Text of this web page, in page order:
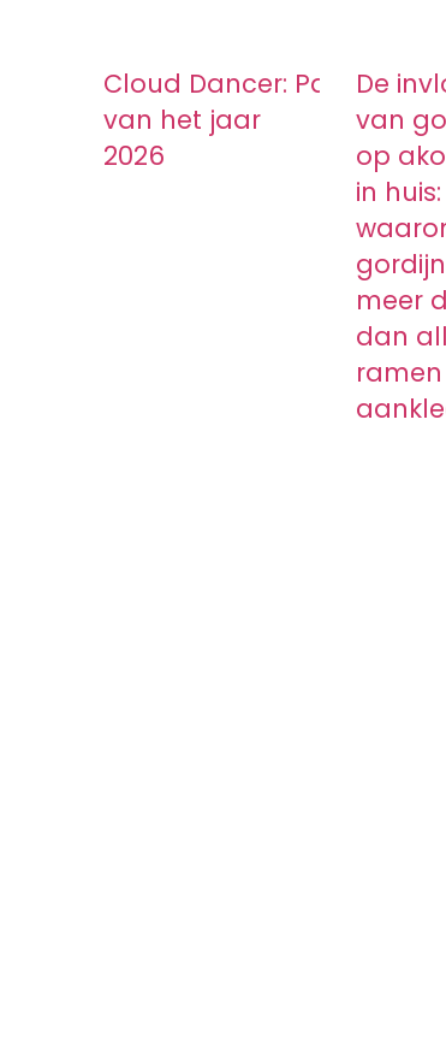
Cloud Dancer: Pantone
van het jaar
2026
De
van
op
in huis:
meer
dan
ramen